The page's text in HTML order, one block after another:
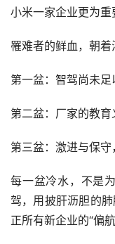
小米一家企业更为重
罹难者的鲜血，朝
第一盆：智驾尚未足
第二盆：厂家的教育
第三盆：激进与保守
每一盆冷水，不是
驾，用披肝沥胆的
正所有新企业的“偏